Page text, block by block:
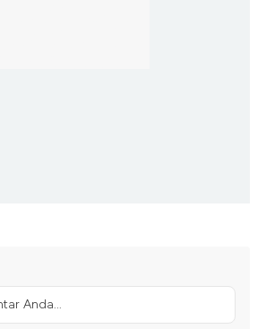
Anda...